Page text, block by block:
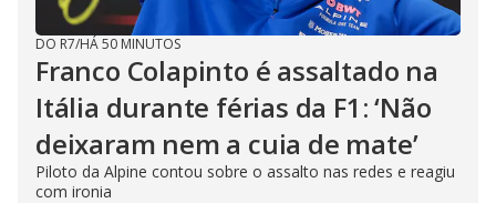
DO R7/HÁ 50 MINUTOS
Franco Colapinto é assaltado na
Itália durante férias da F1: ‘Não
deixaram nem a cuia de mate’
Piloto da Alpine contou sobre o assalto nas redes e reagiu
com ironia